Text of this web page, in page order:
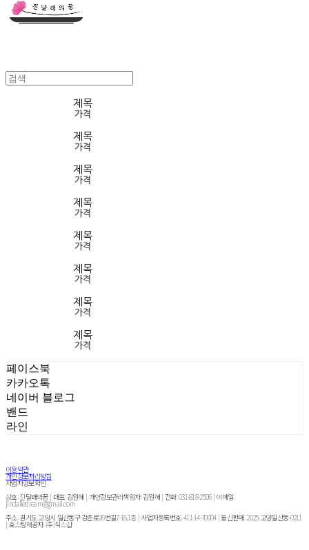
제목
가격
제목
가격
제목
가격
제목
가격
제목
가격
제목
가격
제목
가격
제목
가격
페이스북
카카오톡
네이버 블로그
밴드
라인
이용약관
개인정보처리방침
사업자정보확인
상호: 진달래의꿈 | 대표: 김원혜 | 개인정보관리책임자: 김원혜 | 전화: 031-818-2506 | 이메일:
jindalledream@gmail.com
주소: 경기도 고양시 일산동구 강촌로26번길7-16,1층 | 사업자등록번호:411-14-70004| 통신판매:2025-고양일산동-0211
| 호스팅제공자: (주)식스샵